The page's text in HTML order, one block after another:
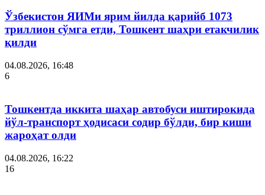
Ўзбекистон ЯИМи ярим йилда қарийб 1073
триллион сўмга етди, Тошкент шаҳри етакчилик
қилди
04.08.2026, 16:48
6
Тошкентда иккита шаҳар автобуси иштирокида
йўл-транспорт ҳодисаси содир бўлди, бир киши
жароҳат олди
04.08.2026, 16:22
16